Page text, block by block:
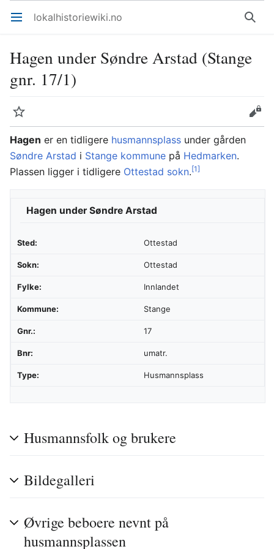
Åpne hovedmenyen lokalhistoriewiki.no Søk
Hagen under Søndre Arstad (Stange
gnr. 17/1)
Overvåk
Rediger
Hagen er en tidligere husmannsplass under gården
Søndre Arstad i Stange kommune på Hedmarken.
Plassen ligger i tidligere Ottestad sokn.[1]
Hagen under Søndre Arstad
Sted: Ottestad
Sokn: Ottestad
Fylke: Innlandet
Kommune: Stange
Gnr.: 17
Bnr: umatr.
Type: Husmannsplass
Husmannsfolk og brukere
Bildegalleri
Øvrige beboere nevnt på
husmannsplassen